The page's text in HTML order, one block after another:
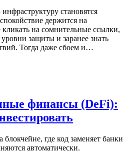
становятся
держится на
на сомнительные ссылки,
защиты и заранее знать
Тогда даже сбоем и…
финансы (DeFi):
блокчейне, где код заменяет банки
автоматически.